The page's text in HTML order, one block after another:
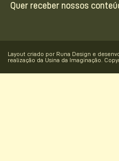
Quer receber nossos
Layout criado por Runa Design e
realização da Usina da Imaginação.